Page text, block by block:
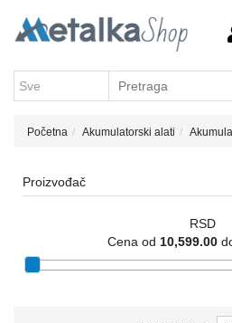
Kategorije
za
varenje
Akumulatorski
Električni
alati
Akcija
Brendovi
Kontakt
Početna Akumulatorski alati
Proizvođač
RSD
Cena od 10,599.00